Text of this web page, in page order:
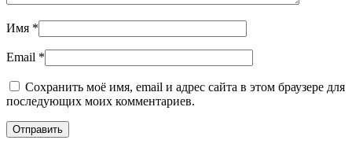
Имя *
Email *
Сохранить моё имя, email и адрес сайта в этом браузере для
последующих моих комментариев.